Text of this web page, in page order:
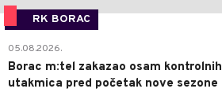
RK BORAC
05.08.2026.
Borac m:tel zakazao osam kontrolnih
utakmica pred početak nove sezone